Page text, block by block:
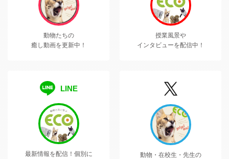
動物たちの
癒し動画を更新中！
授業風景や
インタビューを配信中！
LINE
最新情報を配信！ 個別に
動物・在校生・先生の